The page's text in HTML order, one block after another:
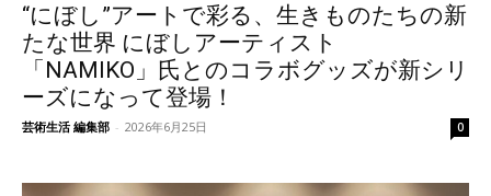
“にぼし”アートで彩る、生きものたちの新
たな世界 にぼしアーティスト
「NAMIKO」氏とのコラボグッズが新シリ
ーズになって登場！
芸術生活 編集部 - 2026年6月25日 0